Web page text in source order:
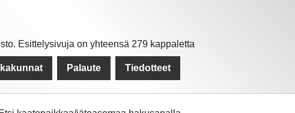
Esittelysivuja on yhteensä 279 kappaletta
Palaute Tiedotteet